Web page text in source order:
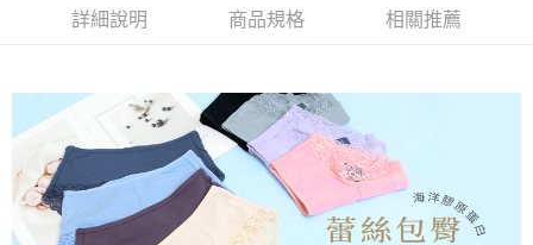
2.透過簡訊連結打開帳單後，可選擇「超商條碼／台灣大直營門市／銀行轉
1.本服務係由「台灣大哥大股份有限公司」（以下簡稱本公司）所提供，讓
用戶於交易時，得透過本服務購買商品或服務，並由商店將買賣／分期付款
買賣價金債權讓與本公司後，依約使用本公司帳單繳交帳款。
2.基於同意付款使用「大哥付你分期」之契約關係目的，商店將以您的個人
資料（包含姓名、電話或地址）提供予台灣大哥大進項蒐集、處理及利用，
由本公司與您本人進行分期帳單所需資料之確認、核對及更正。
3.完整用戶服務條款，請詳閱以下連結：
https://oppay.tw/userRule
１．於結帳方式選擇「AFTEE先享後付」後，將跳轉至「AFTEE先享後付」
結帳頁面，進行簡訊認證並確認金額後，即可完成結帳。
ATM／網路銀行／等多元方式進行付款，方視為交易完成。
※ 請注意：結帳手續完成當下不需立刻繳費，但若您需要取消訂單，請聯絡
購買商品的店家。未經商家同意取消之訂單仍視為有效，需透過AFTEE先享
後付繳納相關費用。
※ 交易是否成功請以「AFTEE先享後付 」之結帳頁面顯示為準，若有關於
是否繳費成功／繳費後需取消欲退款等相關疑問，請聯繫「AFTEE先享後付
客戶支援中心」https://netprotections.freshdesk.com/support/home
運送方式
每筆NT$80，滿NT$499(含以上)免運費
付款後全家取貨
每筆NT$80，滿NT$499(含以上)免運費
萊爾富取貨付款
詳細說明 商品規格 相關推薦